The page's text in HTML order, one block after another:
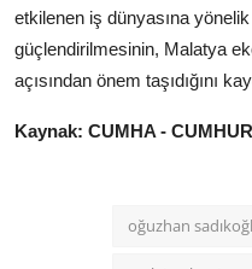
etkilenen iş dünyasına
güçlendirilmesinin, Malatya
açısından önem taşıdığını
Kaynak: CUMHA -
oğuzhan